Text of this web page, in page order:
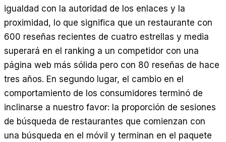
igualdad con la autoridad de los enlaces y la
proximidad, lo que significa que un restaurante con
600 reseñas recientes de cuatro estrellas y media
superará en el ranking a un competidor con una
página web más sólida pero con 80 reseñas de hace
tres años. En segundo lugar, el cambio en el
comportamiento de los consumidores terminó de
inclinarse a nuestro favor: la proporción de sesiones
de búsqueda de restaurantes que comienzan con
una búsqueda en el móvil y terminan en el paquete